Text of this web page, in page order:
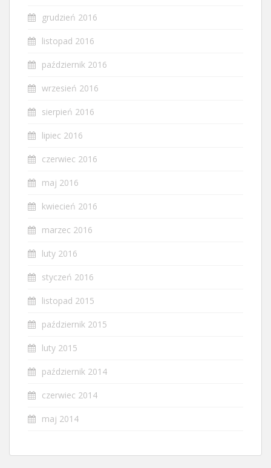
grudzień 2016
listopad 2016
październik 2016
wrzesień 2016
sierpień 2016
lipiec 2016
czerwiec 2016
maj 2016
kwiecień 2016
marzec 2016
luty 2016
styczeń 2016
listopad 2015
październik 2015
luty 2015
październik 2014
czerwiec 2014
maj 2014